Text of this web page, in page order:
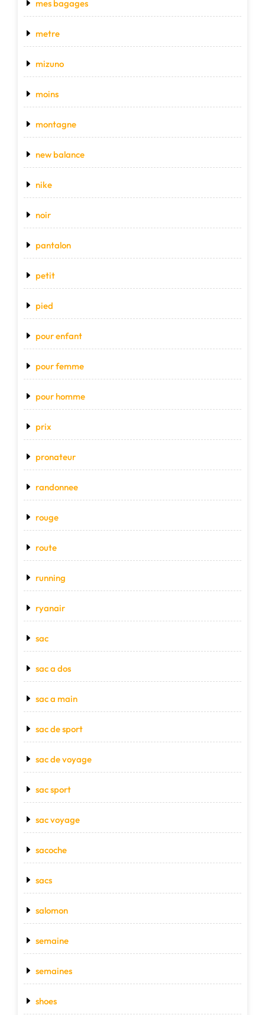
mes bagages
metre
mizuno
moins
montagne
new balance
nike
noir
pantalon
petit
pied
pour enfant
pour femme
pour homme
prix
pronateur
randonnee
rouge
route
running
ryanair
sac
sac a dos
sac a main
sac de sport
sac de voyage
sac sport
sac voyage
sacoche
sacs
salomon
semaine
semaines
shoes